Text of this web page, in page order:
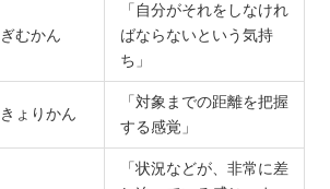
ぎむかん
「自分がそれをしなけれ
ばならないという気持
ち」
きょりかん
「対象までの距離を把握
する感覚」
「状況などが、非常に差